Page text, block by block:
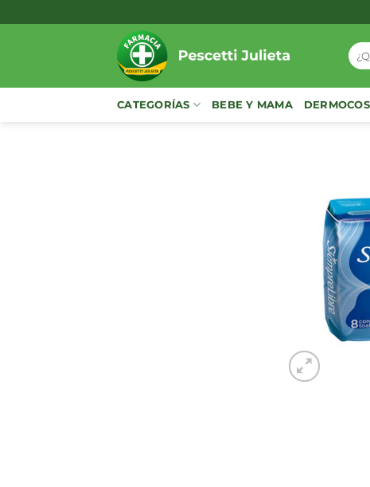
al
por:
CATEGORÍAS BEBE Y MAMA